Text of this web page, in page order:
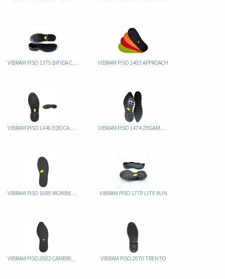
VIBRAM PISO 1375 BIFIDA CAUCHO VIBRAM PISO 1403 APPROACH
VIBRAM PISO 1446 EDO CAUCHO VIBRAM PISO 1474 ZEGAMA CAUCHO
VIBRAM PISO 1685 MOMBELLO CAUCHO VIBRAM PISO 177P LITE RUN
VIBRAM PISO 2002 CAMBRIDGE CAUCHO VIBRAM PISO 2070 TRENTO